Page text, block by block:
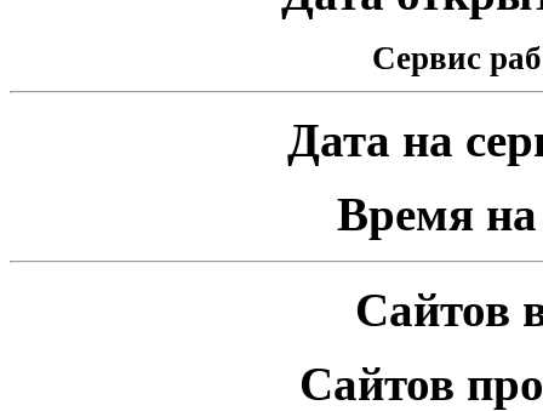
Сервис
Дата на
Время на
Сайтов
Сайтов